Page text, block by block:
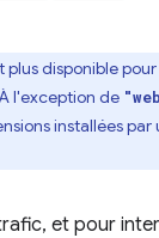
plus disponible
l'exception de
installées
et pour